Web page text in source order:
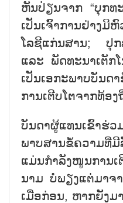
ຫັນປ່ຽນ​ຈາກ “ບຸກ​ທ
ເປັນ​ເຈົ້າ​ການຢ່າງ​ມີ​
ໂລ​ຊີ​ແກ່ນ​ສານ; ປຸກ​
ແລະ ພັດ​ທະ​ນາ​ເຕັກ​
ເປັນ​ເອ​ກະ​ພາບບັນ​ດ
ການ​ເຕີບ​ໂຕ​ຈາກ​ທ້ອງ​
ບັນ​ດາ​ຜູ້​ແທນ​ເຂົ້າ​ຮ່ວ
ພາບ​ສານ​ຂໍ້ຄວາມທີ່
ແມ່ນ​ກຳ​ລັງ​ໜູນ​ກາ​
ນາມ ບໍ່​ພຽງ​ແຕ່​ມາ​ຈ
ເມື່ອ​ກ່ອນ, ຫາກ​ຍັງ​